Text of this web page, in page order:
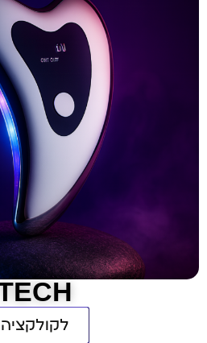
לקולקציה